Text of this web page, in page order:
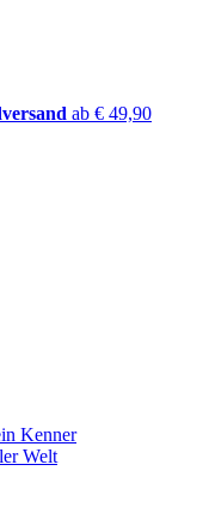
ab € 49,90
Kenner
Welt